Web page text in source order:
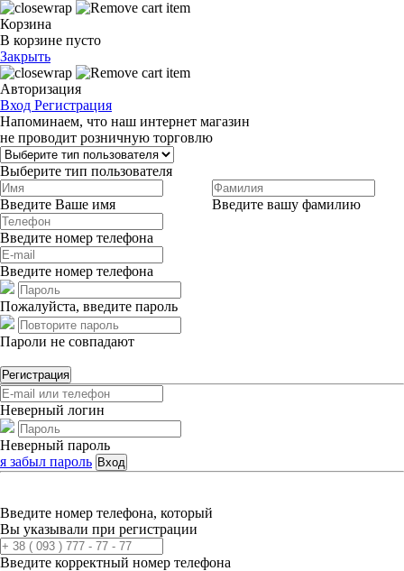
Корзина
В корзине пусто
Закрыть
Авторизация
Вход Регистрация
Напоминаем, что наш интернет магазин
не проводит розничную торговлю
Выберите тип пользователя
Введите Ваше имя Введите вашу фамилию
Введите номер телефона
Введите номер телефона
Пожалуйста, введите пароль
Пароли не совпадают
Регистрация
Неверный логин
Неверный пароль
я забыл пароль Вход
Введите номер телефона, который
Вы указывали при регистрации
Введите корректный номер телефона